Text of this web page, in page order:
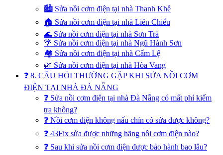
🏙️ Sửa nồi cơm điện tại nhà Thanh Khê
🏠 Sửa nồi cơm điện tại nhà Liên Chiểu
🌊 Sửa nồi cơm điện tại nhà Sơn Trà
🌴 Sửa nồi cơm điện tại nhà Ngũ Hành Sơn
🏘️ Sửa nồi cơm điện tại nhà Cẩm Lệ
🌿 Sửa nồi cơm điện tại nhà Hòa Vang
❓ 8. CÂU HỎI THƯỜNG GẶP KHI SỬA NỒI CƠM
ĐIỆN TẠI NHÀ ĐÀ NẴNG
❓ Sửa nồi cơm điện tại nhà Đà Nẵng có mất phí kiểm
tra không?
❓ Nồi cơm điện không nấu chín có sửa được không?
❓ 43Fix sửa được những hãng nồi cơm điện nào?
❓ Sau khi sửa nồi cơm điện được bảo hành bao lâu?